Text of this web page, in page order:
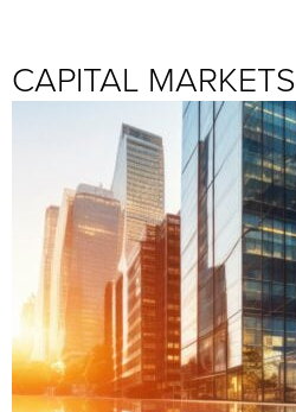
CAPITAL MARKETS